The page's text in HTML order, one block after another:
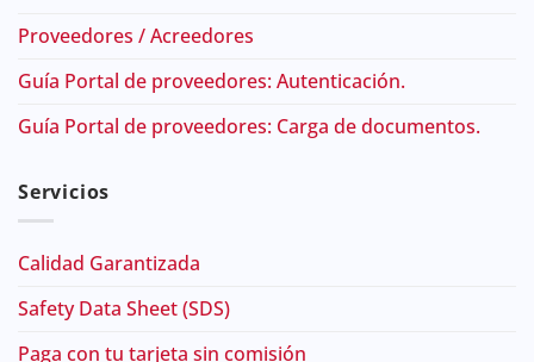
Proveedores / Acreedores
Guía Portal de proveedores: Autenticación.
Guía Portal de proveedores: Carga de documentos.
Servicios
Calidad Garantizada
Safety Data Sheet (SDS)
Paga con tu tarjeta sin comisión